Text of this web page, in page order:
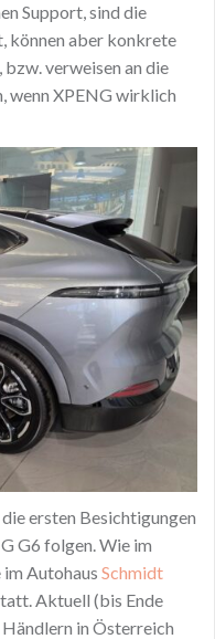
Support, sind die
können aber konkrete
verweisen an die
wenn XPENG wirklich
ersten Besichtigungen
G6 folgen. Wie im
Autohaus Schmidt
Aktuell (bis Ende
in Österreich